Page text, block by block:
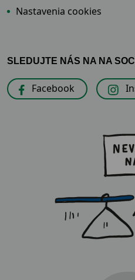
Nastavenia cookies
SLEDUJTE NÁS NA NA
Facebook